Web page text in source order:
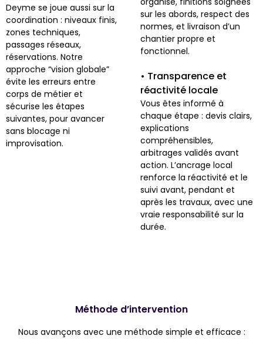
Deyme se joue aussi sur la
coordination : niveaux finis,
zones techniques,
passages réseaux,
réservations. Notre
approche “vision globale”
évite les erreurs entre
corps de métier et
sécurise les étapes
suivantes, pour avancer
sans blocage ni
improvisation.
sur les abords, respect des
normes, et livraison d’un
chantier propre et
fonctionnel.
• Transparence et
réactivité locale
Vous êtes informé à
chaque étape : devis clairs,
explications
compréhensibles,
arbitrages validés avant
action. L’ancrage local
renforce la réactivité et le
suivi avant, pendant et
après les travaux, avec une
vraie responsabilité sur la
durée.
Méthode d’intervention
Nous avançons avec une méthode simple et efficace :